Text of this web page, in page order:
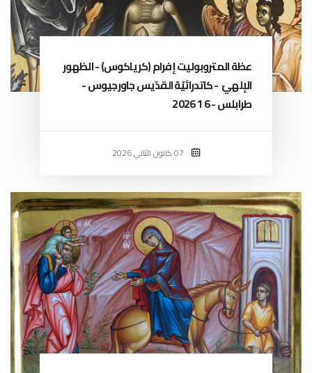
عظة المتروبوليت إفرام (كرياكوس) - الظهور
الإلهيّ - كاتدرائيّة القدّيس جاورجيوس -
طرابلس - 6 1 2026